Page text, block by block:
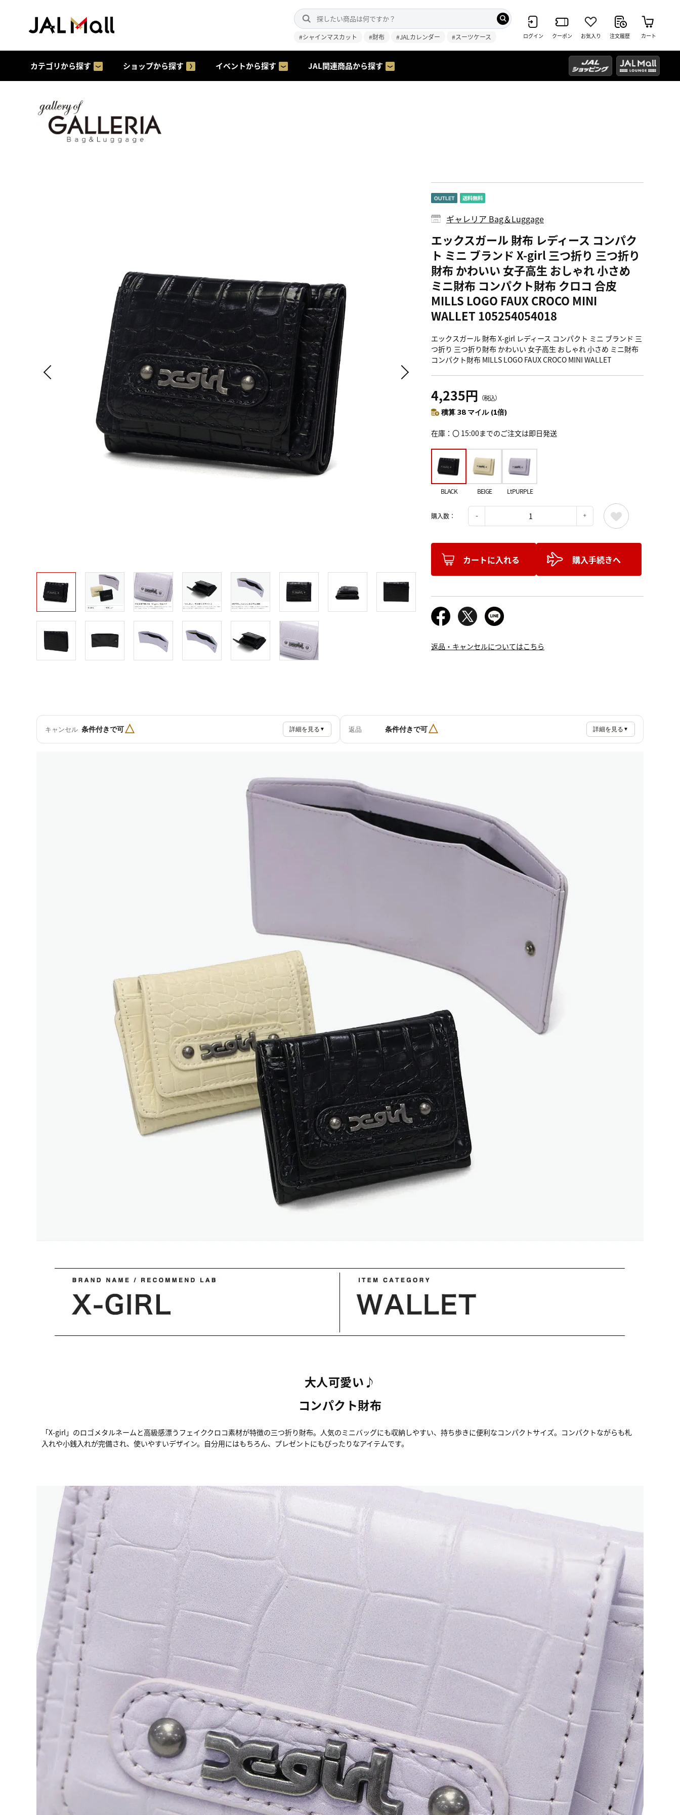
#シャインマスカット #財布 #JALカレンダー #スーツケース ログイン クーポン お気入り 注文履歴 カート
カテゴリから探す ショップから探す イベントから探す JAL関連商品から探す
ギャレリア Bag＆Luggage
エックスガール 財布 レディース コンパク
ト ミニ ブランド X-girl 三つ折り 三つ折り
財布 かわいい 女子高生 おしゃれ 小さめ
ミニ財布 コンパクト財布 クロコ 合皮
MILLS LOGO FAUX CROCO MINI
WALLET 105254054018
エックスガール 財布 X-girl レディース コンパクト ミニ ブランド 三
つ折り 三つ折り財布 かわいい 女子高生 おしゃれ 小さめ ミニ財布
コンパクト財布 MILLS LOGO FAUX CROCO MINI WALLET
4,235円 （税込）
積算 38 マイル (1倍)
在庫 〇 15:00までのご注文は即日発送
BLACK BEIGE LtPURPLE
購入数：
カートに入れる 購入手続きへ
返品・キャンセルについてはこちら
キャンセル 条件付きで可△ 詳細を見る ▼ 返品 条件付きで可△ 詳細を見る ▼
大人可愛い♪
コンパクト財布
「X-girl」のロゴメタルネームと高級感漂うフェイククロコ素材が特徴の三つ折り財布。人気のミニバッグにも収納しやすい、持ち歩きに便利なコンパクトサイズ。コンパクトながらも札
入れや小銭入れが完備され、使いやすいデザイン。自分用にはもちろん、プレゼントにもぴったりなアイテムです。